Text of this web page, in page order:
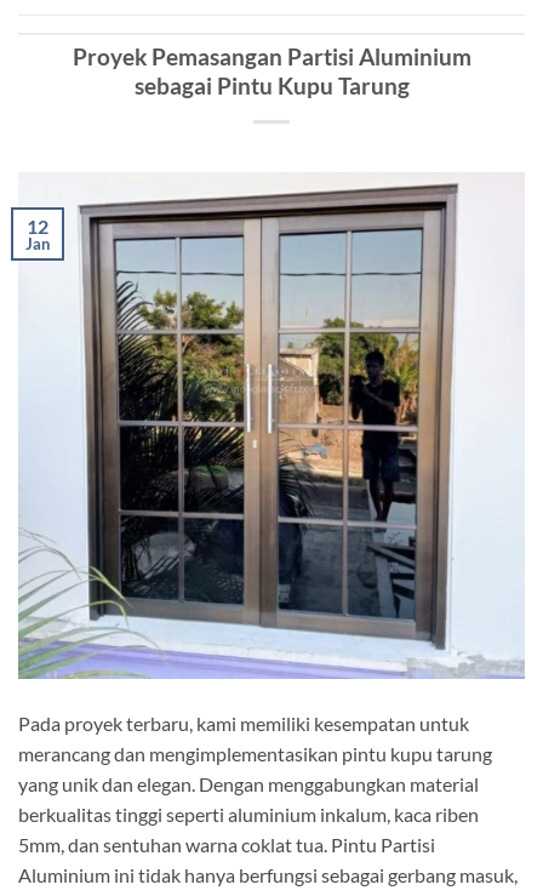
Proyek Pemasangan Partisi Aluminium
sebagai Pintu Kupu Tarung
12
Jan
Pada proyek terbaru, kami memiliki kesempatan untuk
merancang dan mengimplementasikan pintu kupu tarung
yang unik dan elegan. Dengan menggabungkan material
berkualitas tinggi seperti aluminium inkalum, kaca riben
5mm, dan sentuhan warna coklat tua. Pintu Partisi
Aluminium ini tidak hanya berfungsi sebagai gerbang masuk,